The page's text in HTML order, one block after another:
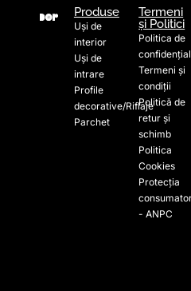
Produse
Uși de
interior
Uși de
intrare
Profile
decorative/Riflaje
Parchet
Termeni
și Politici
Politica de
Termeni și
condiții
Politică de
retur și
schimb
Politica
Cookies
Protecția
- ANPC